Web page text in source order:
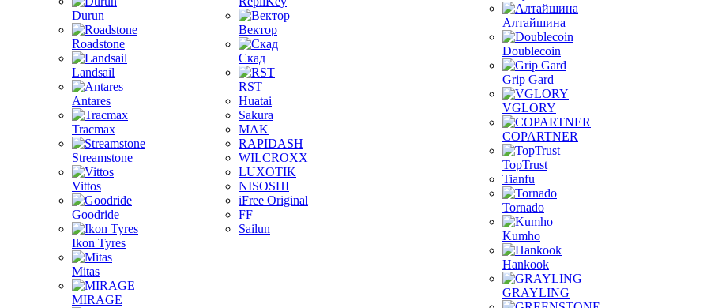
Durun
Roadstone
Landsail
Antares
Tracmax
Streamstone
Vittos
Goodride
Ikon Tyres
Mitas
MIRAGE
Вектор
Скад
RST
Huatai
Sakura
MAK
RAPIDASH
WILCROXX
LUXOTIK
NISOSHI
iFree Original
FF
Sailun
Алтайшина
Doublecoin
Grip Gard
VGLORY
COPARTNER
TopTrust
Tianfu
Tornado
Kumho
Hankook
GRAYLING